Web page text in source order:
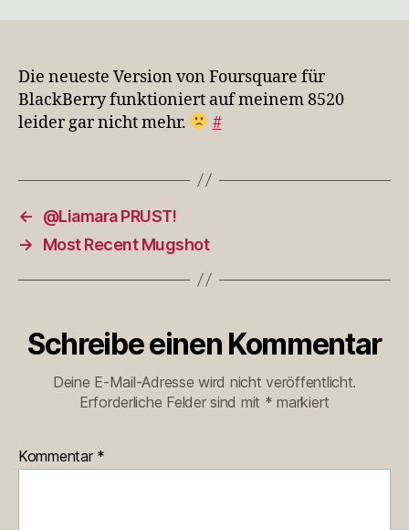
Foursq…
Die neueste Version von Foursquare für
BlackBerry funktioniert auf meinem 8520
leider gar nicht mehr.
#
←
@Liamara PRUST!
→
Most Recent Mugshot
Schreibe einen Kommentar
Deine E-Mail-Adresse wird nicht veröffentlicht.
Erforderliche Felder sind mit * markiert
Kommentar *